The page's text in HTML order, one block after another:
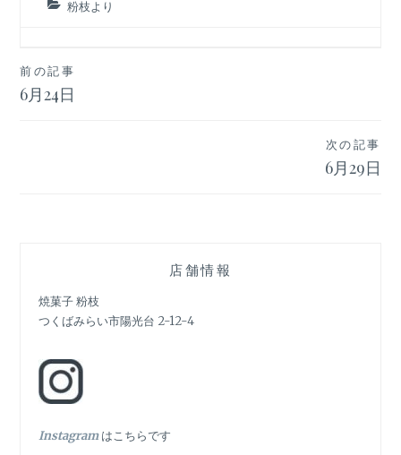
粉枝より
投
稿
ョ
ン
前の記事
6月24日
次の記事
6月29日
店舗情報
焼菓子 粉枝
つくばみらい市陽光台 2-12-4
Instagramはこちらです